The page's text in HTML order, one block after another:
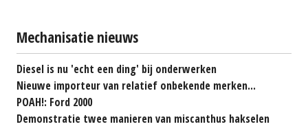
Mechanisatie nieuws
Diesel is nu 'echt een ding' bij onderwerken
Nieuwe importeur van relatief onbekende merken...
POAH!: Ford 2000
Demonstratie twee manieren van miscanthus hakselen